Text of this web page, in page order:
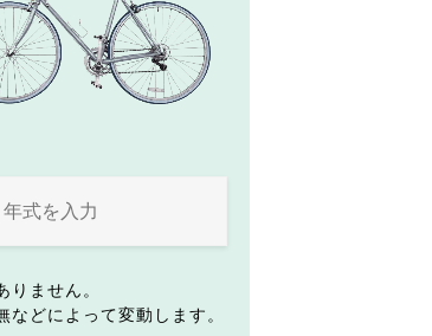
ません。
どによって変動します。